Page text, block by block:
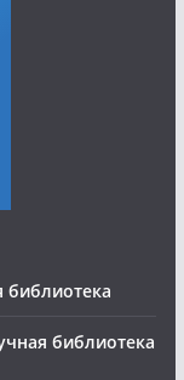
библиотека
библиотека